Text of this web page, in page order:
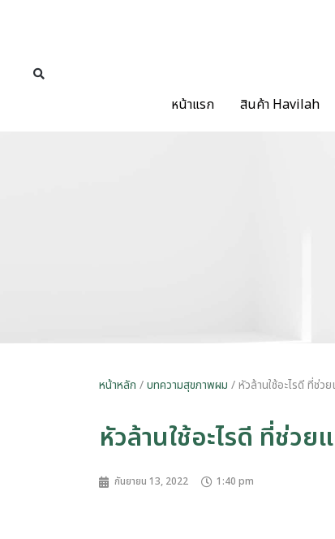
หน้าแรก สินค้า Havilah
หน้าหลัก /บทความสุขภาพผม / หัวล้านใช้อะไรดี ที่ช่ว
หัวล้านใช้อะไรดี ที่ช่ว
กันยายน 13, 2022 1:40 pm